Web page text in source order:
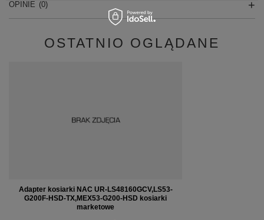
OPINIE (0)
OSTATNIO OGLĄDANE
Adapter kosiarki NAC UR-LS48160GCV,LS53-
G200F-HSD-TX,MEX53-G200-HSD kosiarki
marketowe